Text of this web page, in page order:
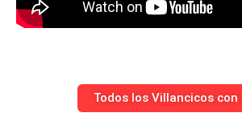
Todos los Villancicos con